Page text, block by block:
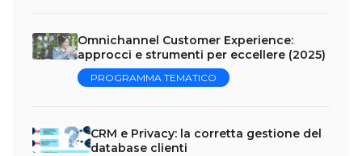
Omnichannel Customer Experience:
approcci e strumenti per eccellere (2025)
PROGRAMMA TEMATICO
CRM e Privacy: la corretta gestione del
database clienti